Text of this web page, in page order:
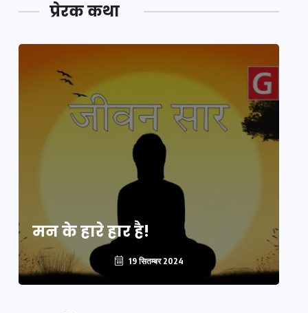
प्रेरक कथा
मन के हारे हार है!
19 सितम्बर 2024